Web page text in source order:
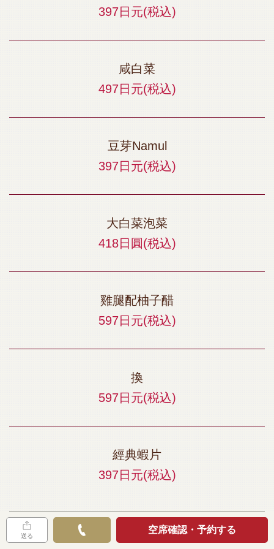
397日元(税込)
咸白菜
497日元(税込)
豆芽Namul
397日元(税込)
大白菜泡菜
418日圓(税込)
雞腿配柚子醋
597日元(税込)
換
597日元(税込)
經典蝦片
397日元(税込)
╋╋ 米 ╋╋╋
送る
空席確認・予約する